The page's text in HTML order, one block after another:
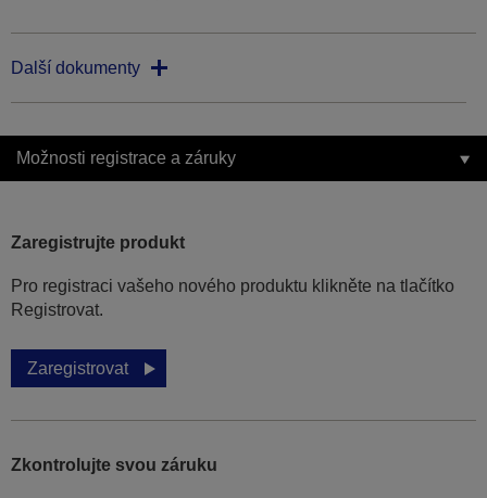
Další dokumenty
Možnosti registrace a záruky
Zaregistrujte produkt
Pro registraci vašeho nového produktu klikněte na tlačítko
Registrovat.
Zaregistrovat
Zkontrolujte svou záruku